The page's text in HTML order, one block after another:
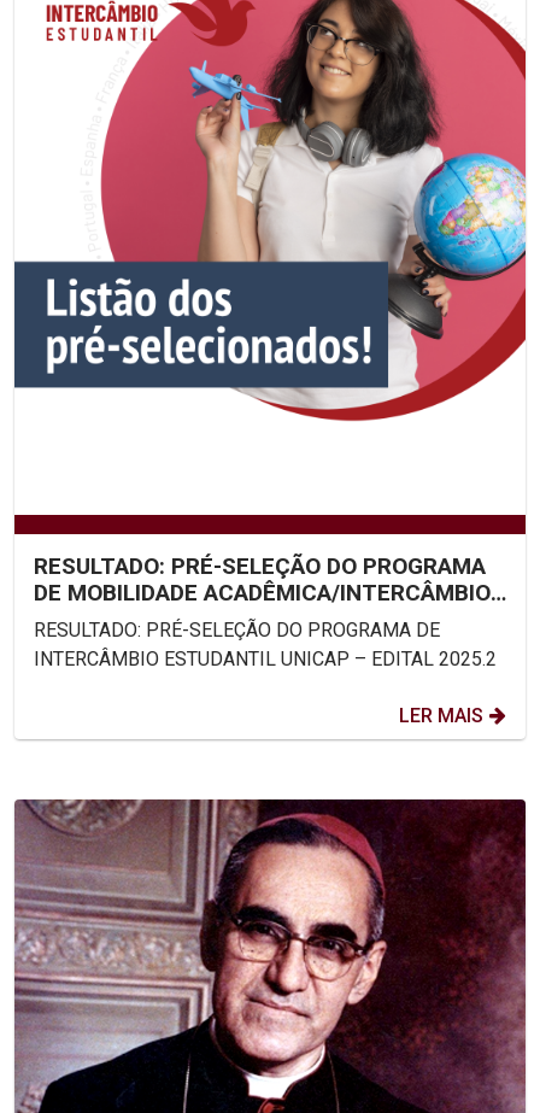
RESULTADO: PRÉ-SELEÇÃO DO PROGRAMA
DE MOBILIDADE ACADÊMICA/INTERCÂMBIO
ESTUDANTIL UNICAP – EDITAL...
RESULTADO: PRÉ-SELEÇÃO DO PROGRAMA DE
INTERCÂMBIO ESTUDANTIL UNICAP – EDITAL 2025.2
LER MAIS